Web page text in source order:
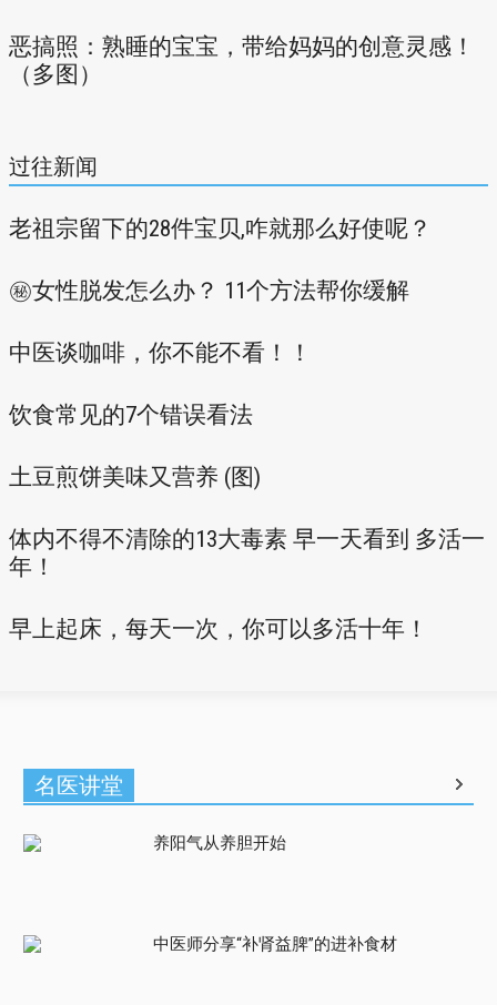
恶搞照：熟睡的宝宝，带给妈妈的创意灵感！
（多图）
过往新闻
老祖宗留下的28件宝贝,咋就那么好使呢？
㊙女性脱发怎么办？ 11个方法帮你缓解
中医谈咖啡，你不能不看！！
饮食常见的7个错误看法
土豆煎饼美味又营养 (图)
体内不得不清除的13大毒素 早一天看到 多活一
年！
早上起床，每天一次，你可以多活十年！
名医讲堂
养阳气从养胆开始
中医师分享“补肾益脾”的进补食材